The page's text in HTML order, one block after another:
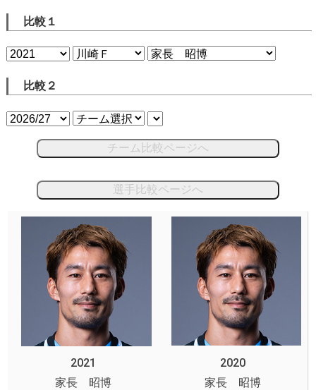
比較１
比較２
チーム比較ページへ
選手比較ページへ
2021
2020
家長 昭博
家長 昭博